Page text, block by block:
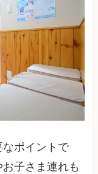
ポイントで
子さま連れも